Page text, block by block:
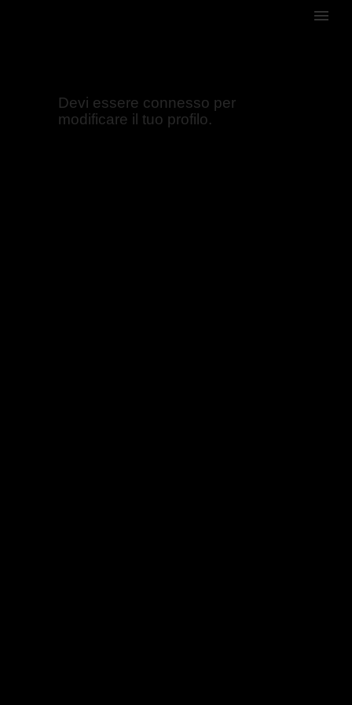
Devi essere connesso per
modificare il tuo profilo.